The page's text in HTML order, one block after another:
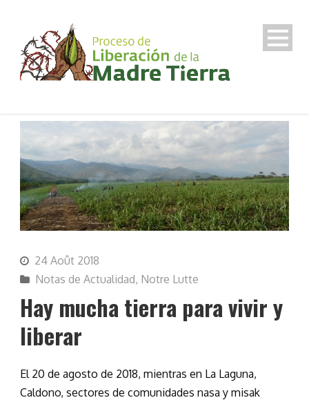
24 Août 2018
Notas de Actualidad, Notre Lutte
Hay mucha tierra para vivir y
liberar
El 20 de agosto de 2018, mientras en La Laguna,
Caldono, sectores de comunidades nasa y misak